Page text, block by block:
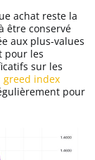
achat reste la
être conservé
aux plus-values
pour les
sur les
greed index
pour